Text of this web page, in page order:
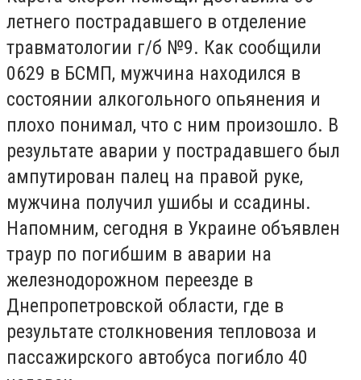
летнего пострадавшего в отделение
травматологии г/б №9. Как сообщили
0629 в БСМП, мужчина находился в
состоянии алкогольного опьянения и
плохо понимал, что с ним произошло. В
результате аварии у пострадавшего был
ампутирован палец на правой руке,
мужчина получил ушибы и ссадины.
Напомним, сегодня в Украине объявлен
траур по погибшим в аварии на
железнодорожном переезде в
Днепропетровской области, где в
результате столкновения тепловоза и
пассажирского автобуса погибло 40